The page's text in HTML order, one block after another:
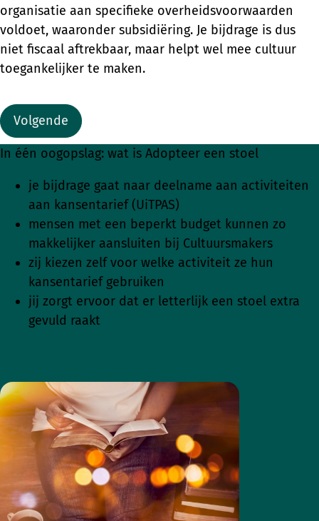
organisatie aan specifieke overheidsvoorwaarden
voldoet, waaronder subsidiëring. Je bijdrage is dus
niet fiscaal aftrekbaar, maar helpt wel mee cultuur
toegankelijker te maken.
Volgende
In één oogopslag: wat is Adopteer een stoel
je bijdrage gaat naar deelname aan activiteiten
aan kansentarief (UiTPAS)
mensen met een beperkt budget kunnen zo
makkelijker aansluiten bij Cultuursmakers
zij kiezen zelf voor welke activiteit ze hun
kansentarief gebruiken
jij zorgt ervoor dat er letterlijk een stoel extra
gevuld raakt